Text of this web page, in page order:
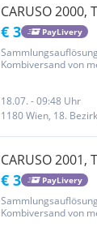
CARUSO
€ 3 PayLivery
Kombiversand von
18.07. - 09:48 Uhr
1180 Wien, 18.
CARUSO
€ 3 PayLivery
Kombiversand von